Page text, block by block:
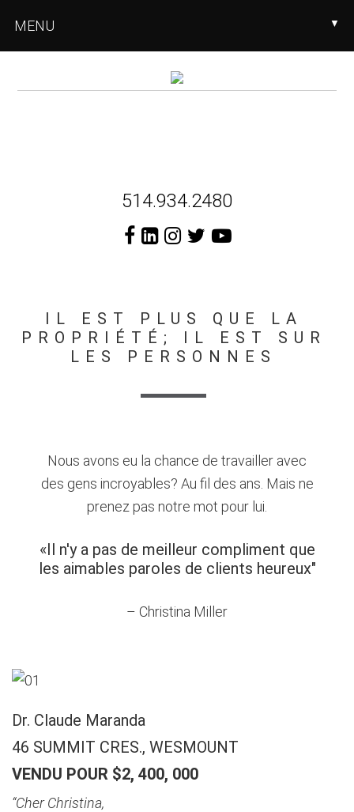
MENU ▼
514.934.2480
IL EST PLUS QUE LA
PROPRIÉTÉ; IL EST SUR
LES PERSONNES
Nous avons eu la chance de travailler avec
des gens incroyables? Au fil des ans. Mais ne
prenez pas notre mot pour lui.
«Il n'y a pas de meilleur compliment que
les aimables paroles de clients heureux"
– Christina Miller
Dr. Claude Maranda
46 SUMMIT CRES., WESMOUNT
VENDU POUR $2, 400, 000
“Cher Christina,